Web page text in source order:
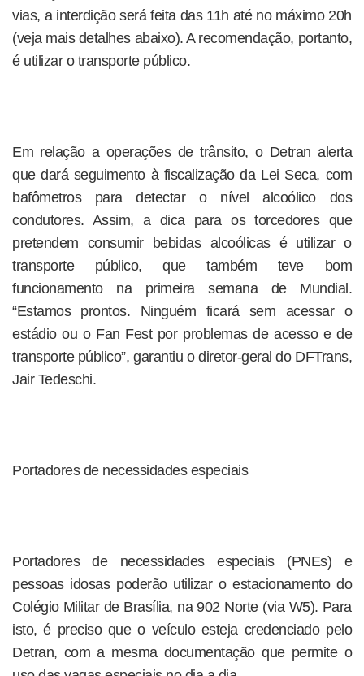
vias, a interdição será feita das 11h até no máximo 20h
(veja mais detalhes abaixo). A recomendação, portanto,
é utilizar o transporte público.
Em relação a operações de trânsito, o Detran alerta
que dará seguimento à fiscalização da Lei Seca, com
bafômetros para detectar o nível alcoólico dos
condutores. Assim, a dica para os torcedores que
pretendem consumir bebidas alcoólicas é utilizar o
transporte público, que também teve bom
funcionamento na primeira semana de Mundial.
“Estamos prontos. Ninguém ficará sem acessar o
estádio ou o Fan Fest por problemas de acesso e de
transporte público”, garantiu o diretor-geral do DFTrans,
Jair Tedeschi.
Portadores de necessidades especiais
Portadores de necessidades especiais (PNEs) e
pessoas idosas poderão utilizar o estacionamento do
Colégio Militar de Brasília, na 902 Norte (via W5). Para
isto, é preciso que o veículo esteja credenciado pelo
Detran, com a mesma documentação que permite o